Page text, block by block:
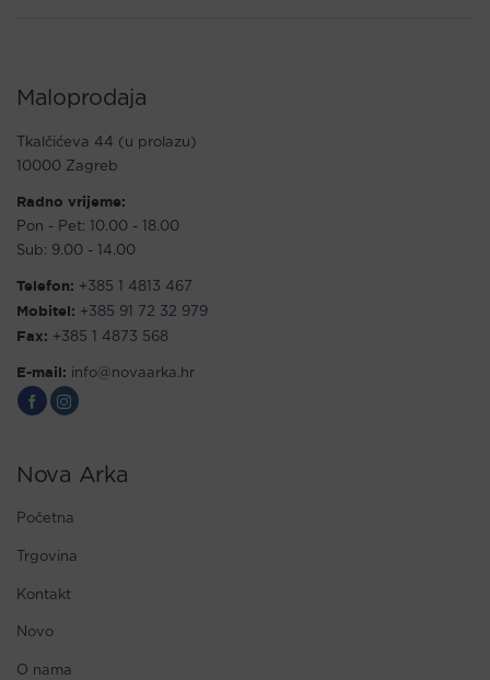
Maloprodaja
Tkalčićeva 44 (u prolazu)
10000 Zagreb
Radno vrijeme:
Pon - Pet: 10.00 - 18.00
Sub: 9.00 - 14.00
Telefon: +385 1 4813 467
Mobitel: +385 91 72 32 979
Fax: +385 1 4873 568
E-mail: info@novaarka.hr
Nova Arka
Početna
Trgovina
Kontakt
Novo
O nama